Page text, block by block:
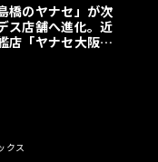
橋のヤナセ」が次
ス店舗へ進化。近
店「ヤナセ大阪支
アル
クス